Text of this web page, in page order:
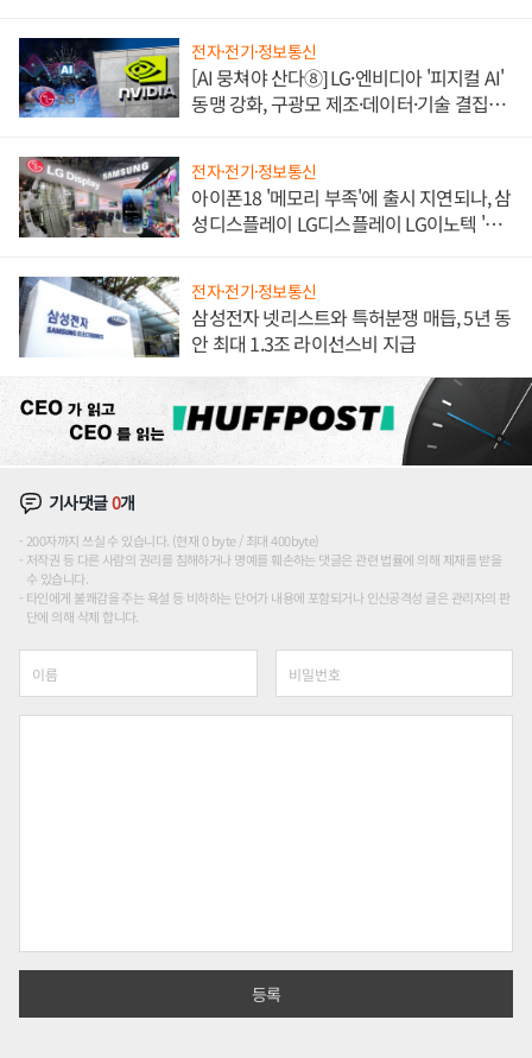
전자·전기·정보통신
[AI 뭉쳐야 산다⑧] LG·엔비디아 '피지컬 AI'
동맹 강화, 구광모 제조·데이터·기술 결집
전자·전기·정보통신
아이폰18 '메모리 부족'에 출시 지연되나, 삼
성디스플레이 LG디스플레이 LG이노텍 '탈
전자·전기·정보통신
삼성전자 넷리스트와 특허분쟁 매듭, 5년 동
안 최대 1.3조 라이선스비 지급
기사댓글0개
200자까지 쓰실 수 있습니다. (현재 0 byte / 최대 400byte)
저작권 등 다른 사람의 권리를 침해하거나 명예를 훼손하는 댓글은 관련 법률에 의해 제재를 받을
수 있습니다.
타인에게 불쾌감을 주는 욕설 등 비하하는 단어가 내용에 포함되거나 인신공격성 글은 관리자의 판
단에 의해 삭제 합니다.